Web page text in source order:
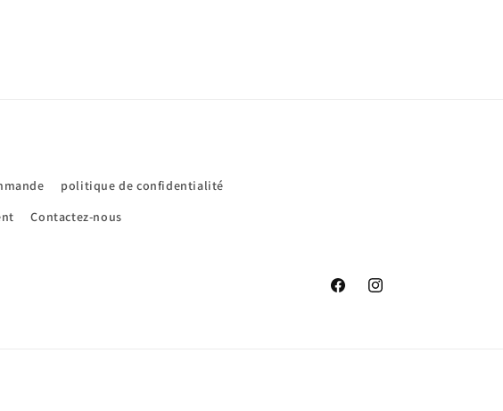
politique de confidentialité
Contactez-nous
FacebookInstagram